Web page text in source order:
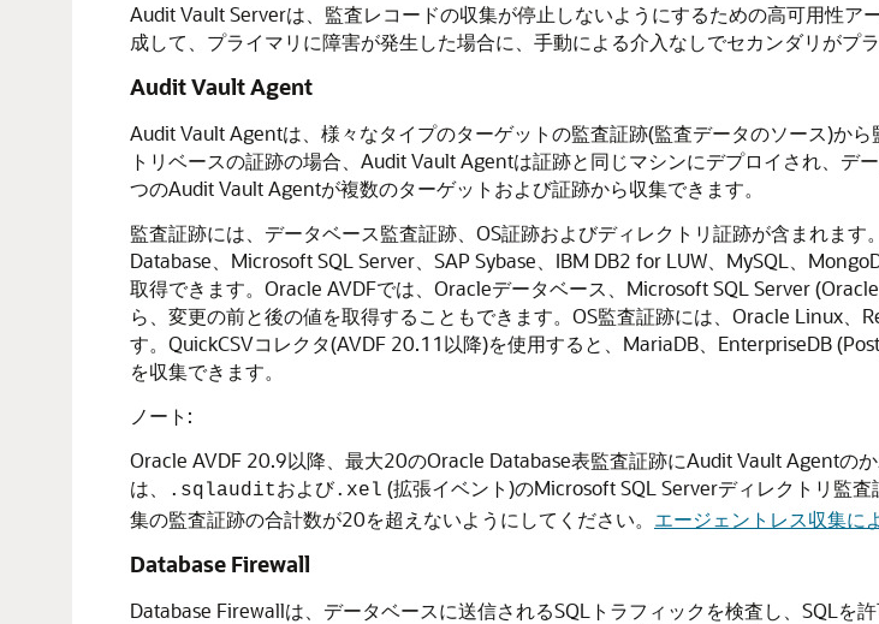
Audit Vault Serverは、監査レコードの収集が停止しないようにするための高可用性
成して、プライマリに障害が発生した場合に、手動による介入なしでセカンダリがプ
Audit Vault Agent
Audit Vault Agentは、様々なタイプのターゲットの監査証跡(監査データのソース)か
トリベースの証跡の場合、Audit Vault Agentは証跡と同じマシンにデプロイされ、
つのAudit Vault Agentが複数のターゲットおよび証跡から収集できます。
監査証跡には、データベース監査証跡、OS証跡およびディレクトリ証跡が含まれま
Database、Microsoft SQL Server、SAP Sybase、IBM DB2 for LUW、MySQL、
取得できます。Oracle AVDFでは、Oracleデータベース、Microsoft SQL Server
ら、変更の前と後の値を取得することもできます。OS監査証跡には、Oracle Linux
す。QuickCSVコレクタ(AVDF 20.11以降)を使用すると、MariaDB、EnterpriseDB
を収集できます。
ノート:
Oracle AVDF 20.9以降、最大20のOracle Database表監査証跡にAudit Vault Agentの
は、
.sqlauditおよび.xel (拡張イベント)のMicrosoft SQL Serverディレクトリ監
集の監査証跡の合計数が20を超えないようにしてください。 エージェントレス収集に
Database Firewall
Database Firewallは、データベースに送信されるSQLトラフィックを検査し、SQL